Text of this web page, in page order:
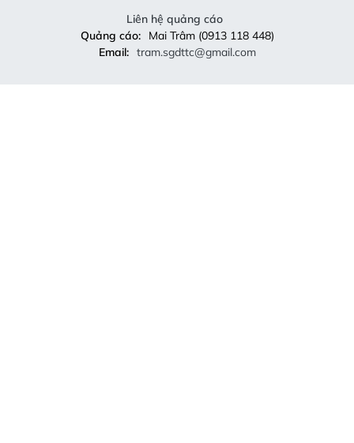
Liên hệ quảng cáo
Quảng cáo:
Mai Trâm (0913 118 448)
Email: tram.sgdttc@gmail.com